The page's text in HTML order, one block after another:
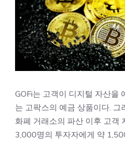
GOFi는 고객이 디지털 자산을
는 고팍스의 예금 상품이다.
화폐 거래소의 파산 이후 고객
3,000명의 투자자에게 약